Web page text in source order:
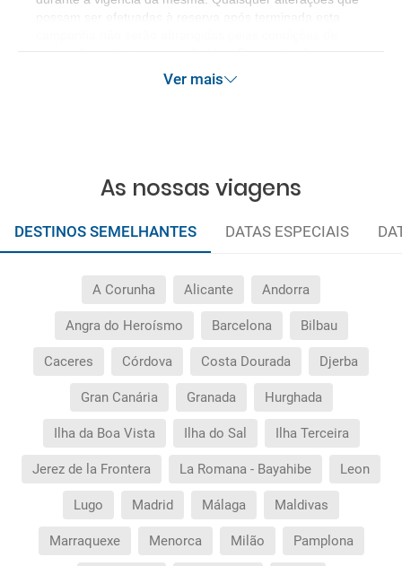
possam ser efetuadas à reserva após terminada esta
Ver mais
As nossas viagens
DESTINOS SEMELHANTES DATAS ESPECIAIS
A Corunha Alicante Andorra
Angra do Heroísmo Barcelona Bilbau
Caceres Córdova Costa Dourada Djerba
Gran Canária Granada Hurghada
Ilha da Boa Vista Ilha do Sal Ilha Terceira
Jerez de la Frontera La Romana - Bayahibe Leon
Lugo Madrid Málaga Maldivas
Marraquexe Menorca Milão Pamplona